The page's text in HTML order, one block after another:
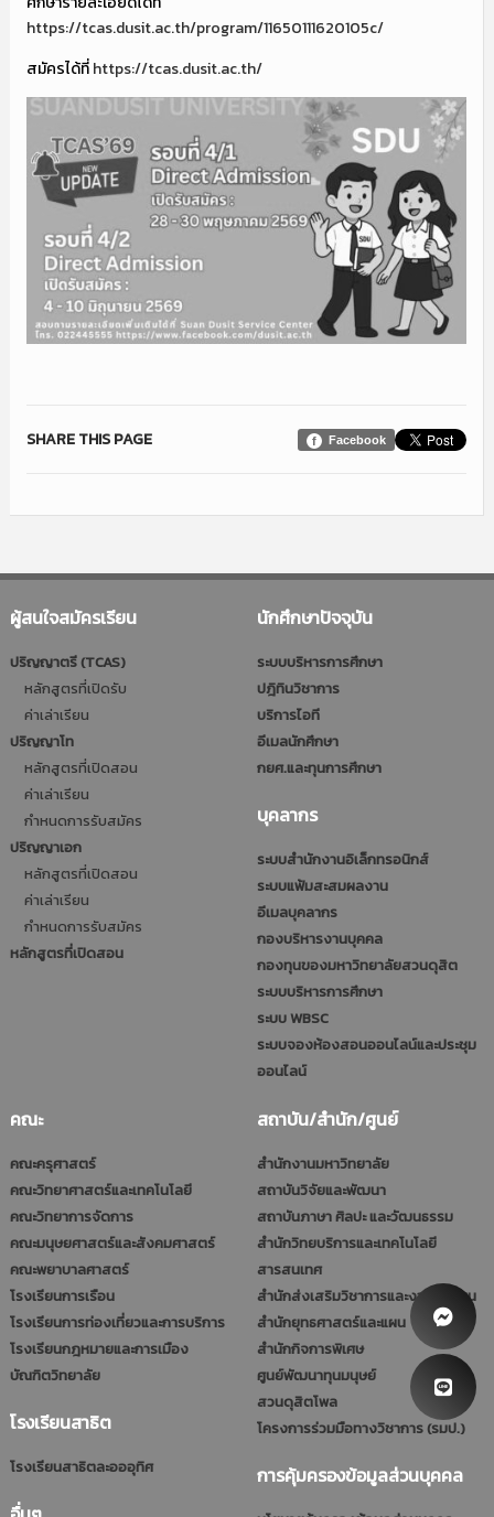
https://tcas.dusit.ac.th/program/11650111620105c/
สมัครได้ที่https://tcas.dusit.ac.th/
Facebook
SHARE THIS PAGE
ผู้สนใจสมัครเรียน
ปริญญาตรี (TCAS)
หลักสูตรที่เปิดรับ
ค่าเล่าเรียน
ปริญญาโท
หลักสูตรที่เปิดสอน
ค่าเล่าเรียน
กำหนดการรับสมัคร
ปริญญาเอก
หลักสูตรที่เปิดสอน
ค่าเล่าเรียน
กำหนดการรับสมัคร
หลักสูตรที่เปิดสอน
นักศึกษาปัจจุบัน
ระบบบริหารการศึกษา
ปฎิทินวิชาการ
บริการไอที
อีเมลนักศึกษา
กยศ.และทุนการศึกษา
บุคลากร
ระบบสำนักงานอิเล็กทรอนิกส์
ระบบแฟ้มสะสมผลงาน
อีเมลบุคลากร
กองบริหารงานบุคคล
กองทุนของมหาวิทยาลัยสวนดุสิต
ระบบบริหารการศึกษา
ระบบ WBSC
ระบบจองห้องสอนออนไลน์และประชุม
ออนไลน์
คณะ
คณะครุศาสตร์
คณะวิทยาศาสตร์และเทคโนโลยี
คณะวิทยาการจัดการ
คณะมนุษยศาสตร์และสังคมศาสตร์
คณะพยาบาลศาสตร์
โรงเรียนการเรือน
โรงเรียนการท่องเที่ยวและการบริการ
โรงเรียนกฎหมายและการเมือง
บัณฑิตวิทยาลัย
โรงเรียนสาธิต
โรงเรียนสาธิตละอออุทิศ
สถาบัน/สำนัก/ศูนย์
สำนักงานมหาวิทยาลัย
สถาบันวิจัยและพัฒนา
สถาบันภาษา ศิลปะ และวัฒนธรรม
สำนักวิทยบริการและเทคโนโลยี
สารสนเทศ
สำนักส่งเสริมวิชาการและงานทะเบียน
สำนักยุทธศาสตร์และแผน
สำนักกิจการพิเศษ
ศูนย์พัฒนาทุนมนุษย์
สวนดุสิตโพล
โครงการร่วมมือทางวิชาการ (รมป.)
การคุ้มครองข้อมูลส่วนบุคคล